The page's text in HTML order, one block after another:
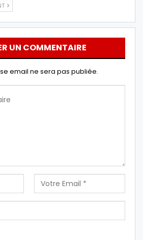
UN COMMENTAIRE
email ne sera pas publiée.